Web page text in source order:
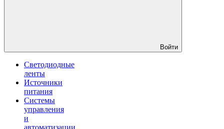
Войти
Светодиодные
ленты
Источники
питания
Системы
управления
и
автоматизации